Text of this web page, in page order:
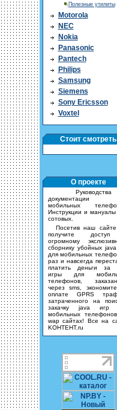
Полезные утилиты
Motorola
NEC
Nokia
Panasonic
Pantech
Philips
Samsung
Siemens
Sony Ericsson
Voxtel
Стоит смотреть
О проекте
документации
мобильных
Инструкции и
сотовых.
Посетив наш
получите
огромному
сборнику убойных
для мобильных
раз и навсегда
платить деньги за
игры для
телефонов,
через sms,
оплате GPRS
затраченного на
закачку java игр
мобильных
wap сайтах! Все на
KOHTEHT.ru